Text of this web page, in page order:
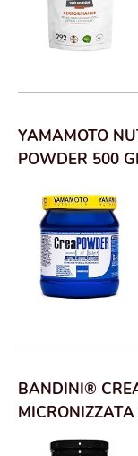
YAMAMOTO
POWDER 500
BANDINI®
POLVERE PURA